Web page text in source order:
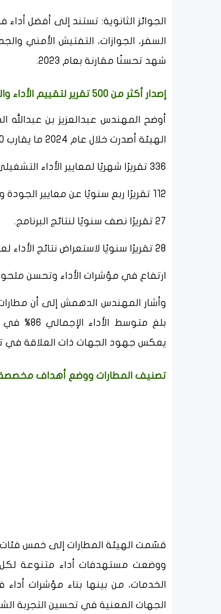
الجوائز الثانوية: تستند إلى أفضل
السفر، الجوازات، التفتيش الأمني
شهد تحسنًا مقارنة بعام 2023.
إصدار أكثر من 500 تقرير لتقييم الأداء والجودة
أوضح المهندس عبدالعزيز بن عبدالله
الهيئة أصدرت خلال عام 2024 ما يقارب 500 تقرير ضمن إطار البرنامج، شملت:
336 تقريرًا شهريًا لمعايير الأداء التشغيلي.
112 تقريرًا ربع سنويًا عن معايير الجودة واستبيانات رضا المسافر.
27 تقريرًا نصف سنويًا لنتائج البرنامج.
28 تقريرًا سنويًا لاستعراض نتائج الأداء لعام 2024.
ارتفاع في مؤشرات الأداء وتحسن
وأشار المهندس الدهمش إلى أن
يعكس جهود الجهات ذات العلاقة في
تصنيف المطارات ووضع أهداف
ووضعت مستهدفات أداء متنوعة لكل
الخدمات، من بينها بناء مؤشرات أداء
الجهات المعنية في تحسين التجربة